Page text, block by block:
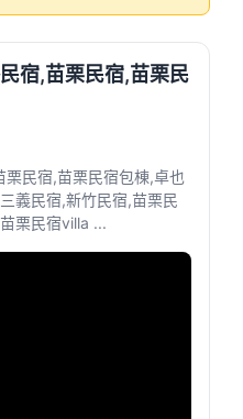
宿,苗栗民宿,苗栗民
民宿,苗栗民宿包棟,卓也
義民宿,新竹民宿,苗栗民
栗民宿villa ...